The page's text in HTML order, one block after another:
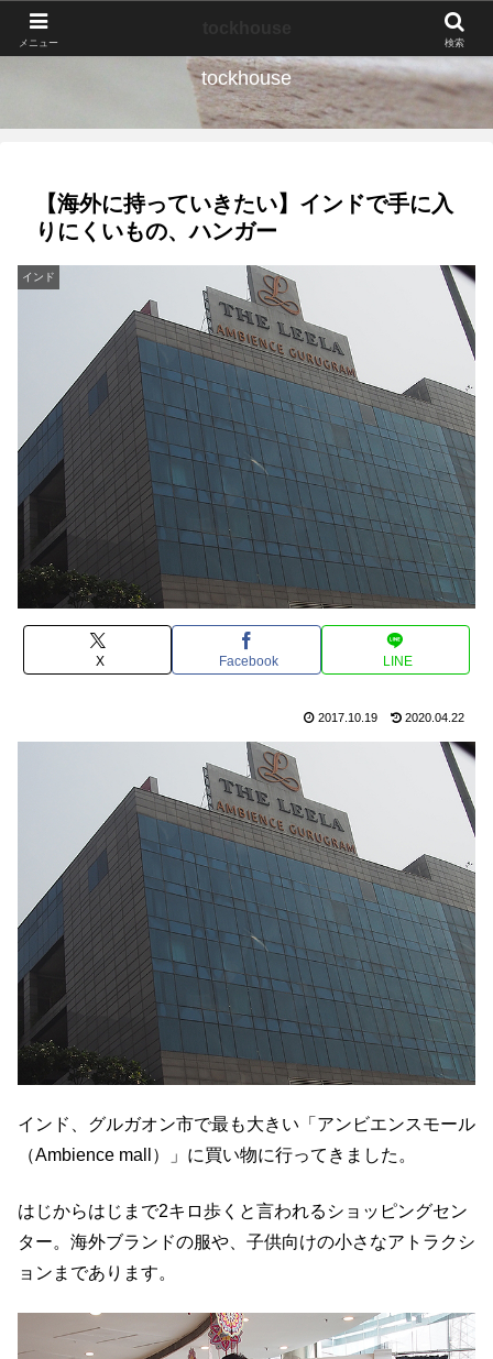
tockhouse
【海外に持っていきたい】インドで手に入
りにくいもの、ハンガー
インド
X Facebook LINE
2017.10.19 2020.04.22
インド、グルガオン市で最も大きい「アンビエンスモール
（Ambience mall）」に買い物に行ってきました。
はじからはじまで2キロ歩くと言われるショッピングセン
ター。海外ブランドの服や、子供向けの小さなアトラクシ
ョンまであります。
メニュー 検索